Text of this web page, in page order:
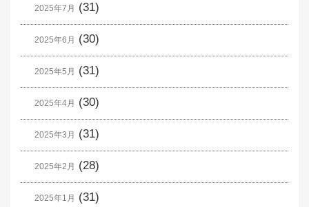
2025年7月 (31)
2025年6月 (30)
2025年5月 (31)
2025年4月 (30)
2025年3月 (31)
2025年2月 (28)
2025年1月 (31)